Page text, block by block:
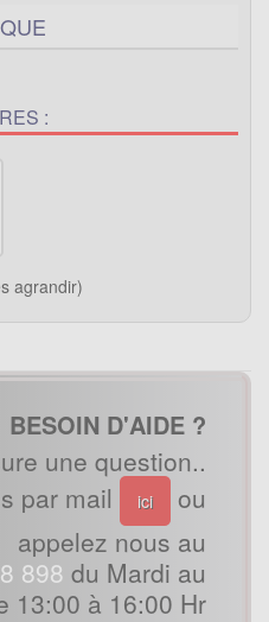
:
agrandir)
BESOIN D'AIDE ?
une question..
par mail
ici
ou
appelez nous au
898 du Mardi au
13:00 à 16:00 Hr